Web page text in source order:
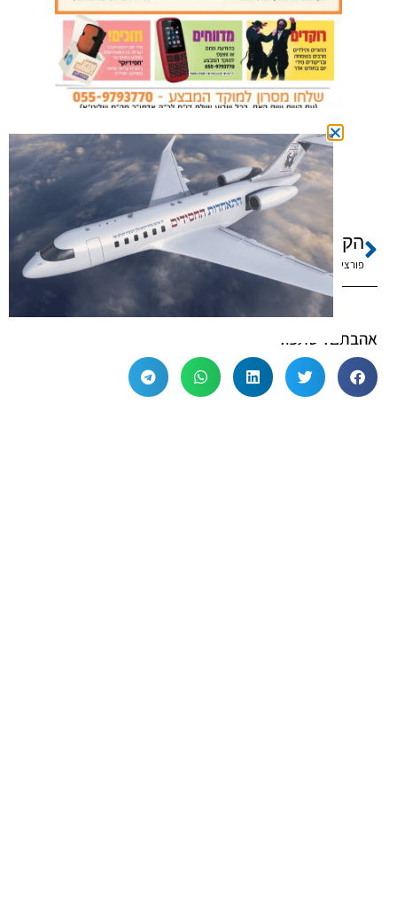
הקודם
פורצים את גדרי הגלות
הבא
30 שנה מכ"ז אדר
אהבתם? שתפו!